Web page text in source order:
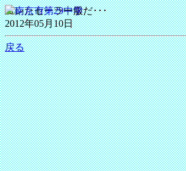
ヨレたセーラー服だ･･･
2012年05月10日
戻る